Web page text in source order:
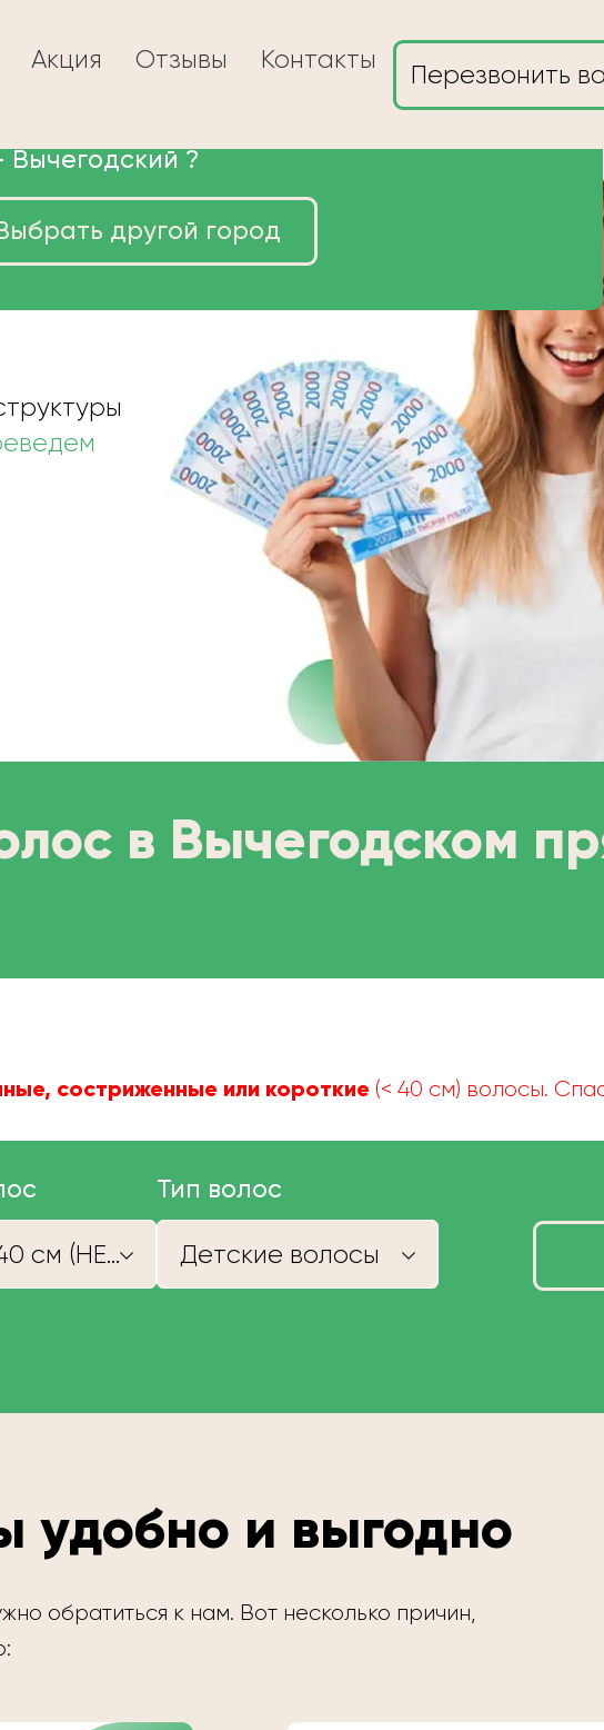
Акция Отзывы Контакты Перезвонить
Вычегодском
в Вычегодском
состриженные или короткие (< 40 см) волосы.
Короче 40 см (НЕ КУПИМ)
Тип волос
Детские волосы
удобно и выгодно
обратиться к нам. Вот несколько причин,
Вычегодский ?
другой город